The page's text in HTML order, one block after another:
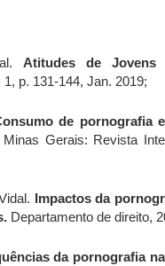
Atitudes de
p. 131-144, Jan. 2019;
de pornografia
Minas Gerais: Revista
Impactos da
Departamento de direito,
da pornografia